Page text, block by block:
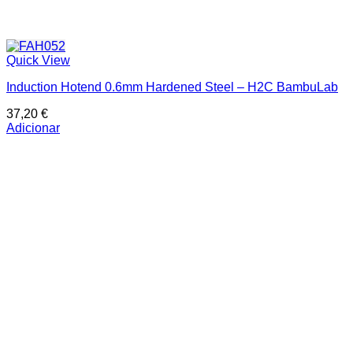
Quick View
Induction Hotend 0.6mm Hardened Steel – H2C BambuLab
37,20 €
Adicionar